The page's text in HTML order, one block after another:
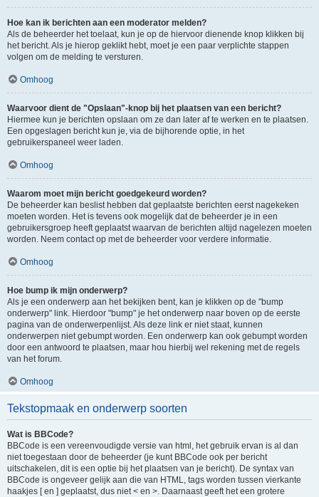
Hoe kan ik berichten aan een moderator melden?
Als de beheerder het toelaat, kun je op de hiervoor dienende knop klikken bij
het bericht. Als je hierop geklikt hebt, moet je een paar verplichte stappen
volgen om de melding te versturen.
Omhoog
Waarvoor dient de "Opslaan"-knop bij het plaatsen van een bericht?
Hiermee kun je berichten opslaan om ze dan later af te werken en te plaatsen.
Een opgeslagen bericht kun je, via de bijhorende optie, in het
gebruikerspaneel weer laden.
Omhoog
Waarom moet mijn bericht goedgekeurd worden?
De beheerder kan beslist hebben dat geplaatste berichten eerst nagekeken
moeten worden. Het is tevens ook mogelijk dat de beheerder je in een
gebruikersgroep heeft geplaatst waarvan de berichten altijd nagelezen moeten
worden. Neem contact op met de beheerder voor verdere informatie.
Omhoog
Hoe bump ik mijn onderwerp?
Als je een onderwerp aan het bekijken bent, kan je klikken op de "bump
onderwerp" link. Hierdoor "bump" je het onderwerp naar boven op de eerste
pagina van de onderwerpenlijst. Als deze link er niet staat, kunnen
onderwerpen niet gebumpt worden. Een onderwerp kan ook gebumpt worden
door een antwoord te plaatsen, maar hou hierbij wel rekening met de regels
van het forum.
Omhoog
Tekstopmaak en onderwerp soorten
Wat is BBCode?
BBCode is een vereenvoudigde versie van html, het gebruik ervan is al dan
niet toegestaan door de beheerder (je kunt BBCode ook per bericht
uitschakelen, dit is een optie bij het plaatsen van je bericht). De syntax van
BBCode is ongeveer gelijk aan die van HTML, tags worden tussen vierkante
haakjes [ en ] geplaatst, dus niet < en >. Daarnaast geeft het een grotere